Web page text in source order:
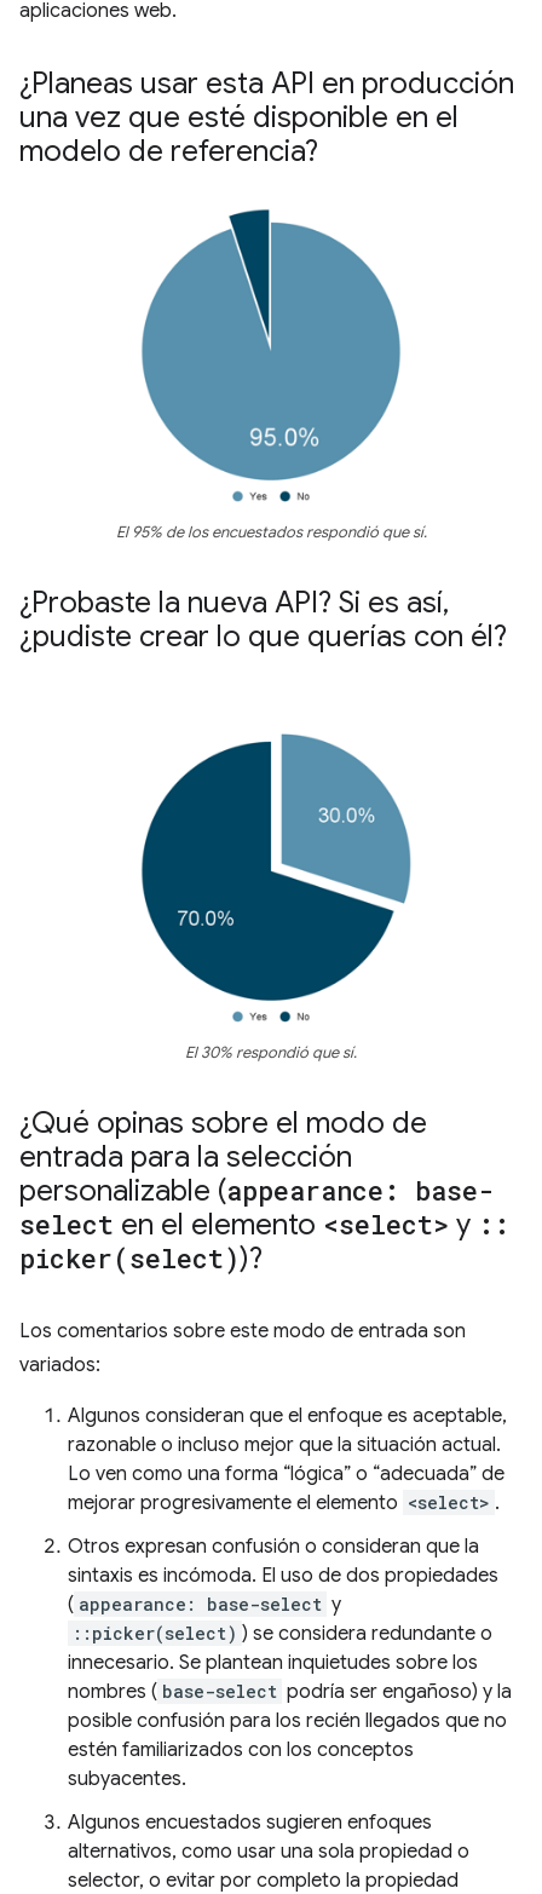
aplicaciones web.
¿Planeas usar esta API en producción
una vez que esté disponible en el
modelo de referencia?
El 95% de los encuestados respondió que sí.
¿Probaste la nueva API? Si es así,
¿pudiste crear lo que querías con él?
El 30% respondió que sí.
¿Qué opinas sobre el modo de
entrada para la selección
personalizable (appearance: base-
select en el elemento <select> y ::
picker(select))?
Los comentarios sobre este modo de entrada son
variados:
Algunos consideran que el enfoque es aceptable,
razonable o incluso mejor que la situación actual.
Lo ven como una forma “lógica” o “adecuada” de
mejorar progresivamente el elemento <select> .
Otros expresan confusión o consideran que la
sintaxis es incómoda. El uso de dos propiedades
( appearance: base-select y
::picker(select) ) se considera redundante o
innecesario. Se plantean inquietudes sobre los
nombres ( base-select podría ser engañoso) y la
posible confusión para los recién llegados que no
estén familiarizados con los conceptos
subyacentes.
Algunos encuestados sugieren enfoques
alternativos, como usar una sola propiedad o
selector, o evitar por completo la propiedad